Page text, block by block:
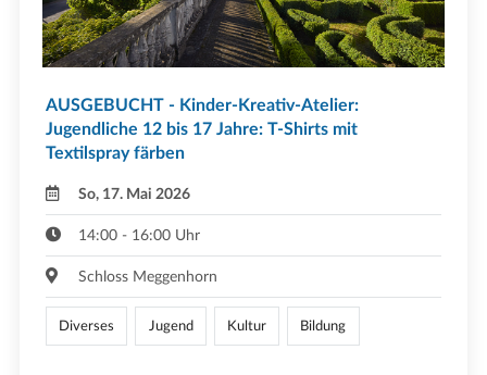
AUSGEBUCHT - Kinder-Kreativ-Atelier:
Jugendliche 12 bis 17 Jahre: T-Shirts mit
Textilspray färben
So, 17. Mai 2026
14:00 - 16:00 Uhr
Schloss Meggenhorn
Diverses Jugend Kultur Bildung